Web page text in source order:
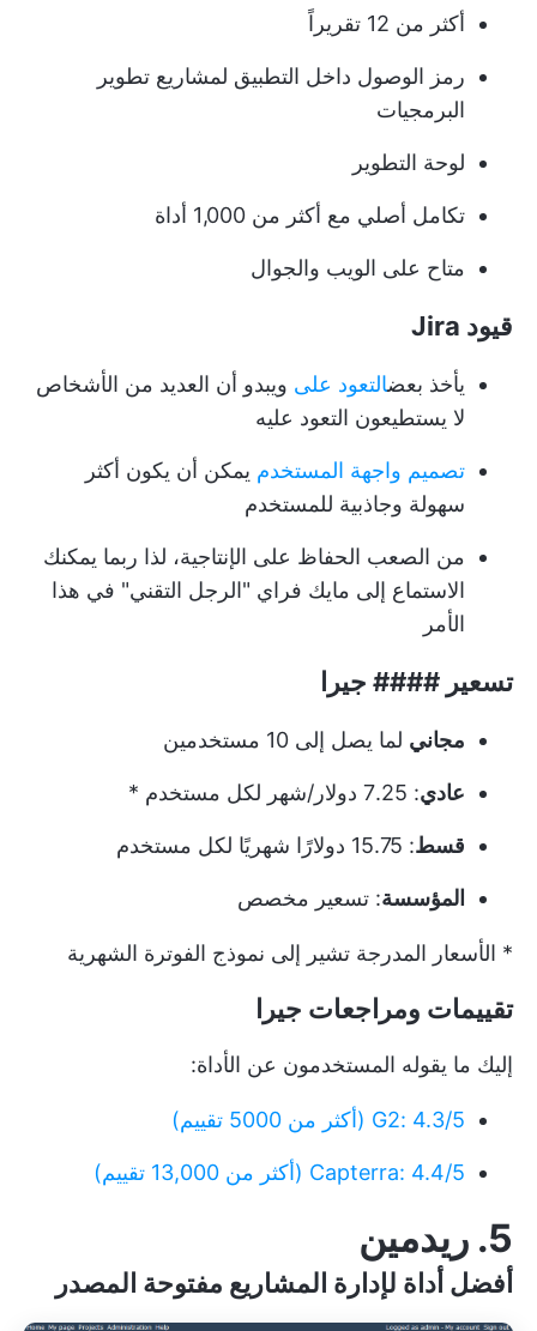
أكثر من 12 تقريراً
رمز الوصول داخل التطبيق لمشاريع تطوير
البرمجيات
لوحة التطوير
تكامل أصلي مع أكثر من 1,000 أداة
متاح على الويب والجوال
قيود Jira
يأخذ بعضالتعود على ويبدو أن العديد من الأشخاص
لا يستطيعون التعود عليه
تصميم واجهة المستخدم يمكن أن يكون أكثر
سهولة وجاذبية للمستخدم
من الصعب الحفاظ على الإنتاجية، لذا ربما يمكنك
الاستماع إلى مايك فراي "الرجل التقني" في هذا
الأمر
تسعير #### جيرا
مجاني لما يصل إلى 10 مستخدمين
عادي: 7.25 دولار/شهر لكل مستخدم *
قسط: 15.75 دولارًا شهريًا لكل مستخدم
المؤسسة: تسعير مخصص
* الأسعار المدرجة تشير إلى نموذج الفوترة الشهرية
تقييمات ومراجعات جيرا
إليك ما يقوله المستخدمون عن الأداة:
G2: 4.3/5 (أكثر من 5000 تقييم)
Capterra: 4.4/5 (أكثر من 13,000 تقييم)
5. ريدمين
أفضل أداة لإدارة المشاريع مفتوحة المصدر